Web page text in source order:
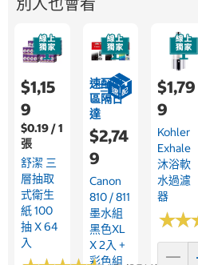
$1,15
9
$0.19 / 1
張
舒潔 三
層抽取
式衛生
紙 100
抽 X 64
入
速配限
區隔日
達
$2,74
9
Canon
810 / 811
墨水組
黑色XL
X 2入 +
彩色組
$1,79
9
Kohler
Exhale
沐浴軟
水過濾
器
★★
★★